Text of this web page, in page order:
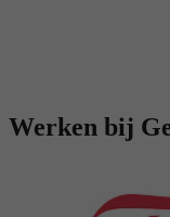
Werken bij